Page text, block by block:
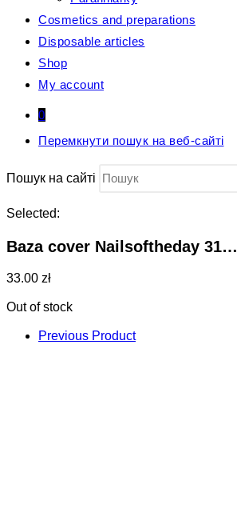
Cosmetics and preparations
Disposable articles
Shop
My account
0
Перемкнути пошук на веб-сайті
Пошук на сайті
Selected:
Baza cover Nailsoftheday 31…
33.00 zł
Out of stock
Previous Product